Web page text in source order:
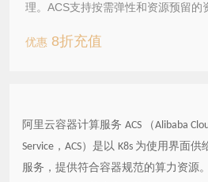
理。ACS支持按需弹性和资源预留的
优惠 8折充值
阿里云容器计算服务 ACS （Alibaba
Service ， ACS）是以 K8s 为使用界面供
服务，提供符合容器规范的算力资源